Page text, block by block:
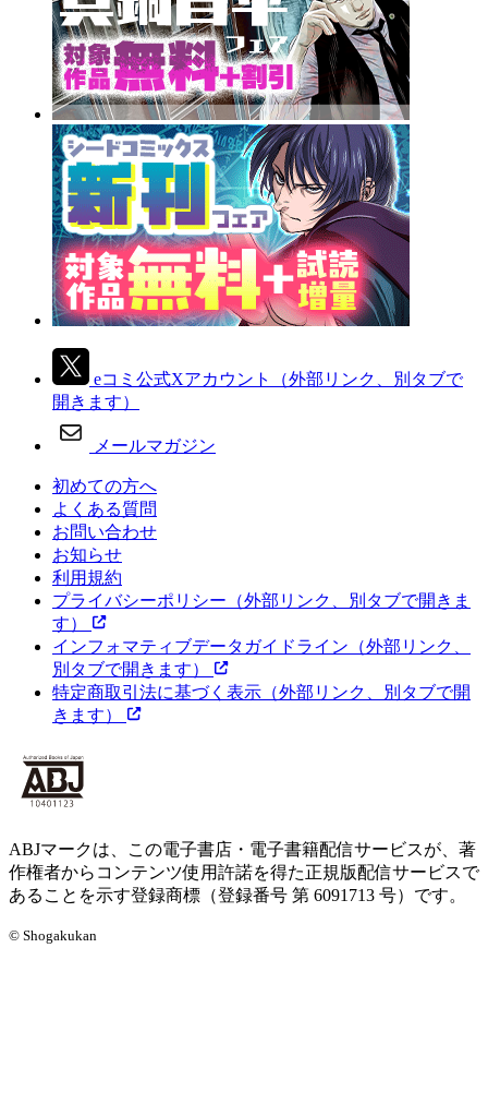
eコミ公式Xアカウント
（外部リンク、別タブで
開きます）
メールマガジン
初めての方へ
よくある質問
お問い合わせ
お知らせ
利用規約
プライバシーポリシー （外部リンク、別タブで開きま
す）
インフォマティブデータガイドライン （外部リンク、
別タブで開きます）
特定商取引法に基づく表示 （外部リンク、別タブで開
きます）
ABJマークは、この電子書店・電子書籍配信サービスが、著
作権者からコンテンツ使用許諾を得た正規版配信サービスで
あることを示す登録商標（登録番号 第 6091713 号）です。
© Shogakukan